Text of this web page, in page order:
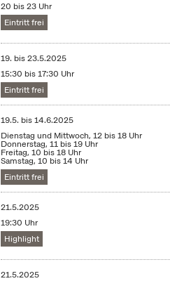
20 bis 23 Uhr
Eintritt frei
19. bis23.5.2025
15:30 bis 17:30 Uhr
Eintritt frei
19.5. bis14.6.2025
Dienstag und Mittwoch, 12 bis 18 Uhr
Donnerstag, 11 bis 19 Uhr
Freitag, 10 bis 18 Uhr
Samstag, 10 bis 14 Uhr
Eintritt frei
21.5.2025
19:30 Uhr
Highlight
21.5.2025